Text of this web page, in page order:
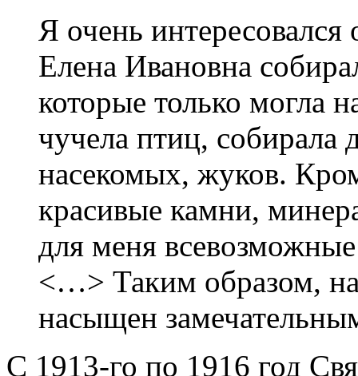
Я очень интересовался
Елена Ивановна
которые только могла
чучела птиц, собирала
насекомых, жуков.
красивые камни,
для меня
<…> Таким образом,
насыщен
С 1913-го по 1916 год